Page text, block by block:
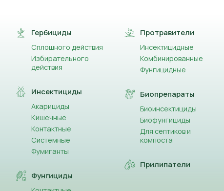
Гербициды
Сплошного действия
Избирательного
действия
Инсектициды
Акарициды
Кишечные
Контактные
Системные
Фумиганты
Фунгициды
Протравители
Инсектицидные
Комбинированные
Фунгицидные
Биопрепараты
Биоинсектициды
Биофунгициды
Для септиков и
компоста
Прилипатели